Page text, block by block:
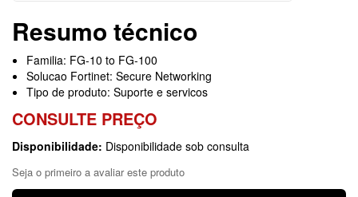
Resumo técnico
Familia: FG-10 to FG-100
Solucao Fortinet: Secure Networking
Tipo de produto: Suporte e servicos
CONSULTE PREÇO
Disponibilidade: Disponibilidade sob consulta
Seja o primeiro a avaliar este produto